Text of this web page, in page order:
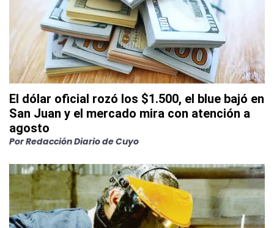
El dólar oficial rozó los $1.500, el blue bajó en
San Juan y el mercado mira con atención a
agosto
PorRedacción Diario de Cuyo